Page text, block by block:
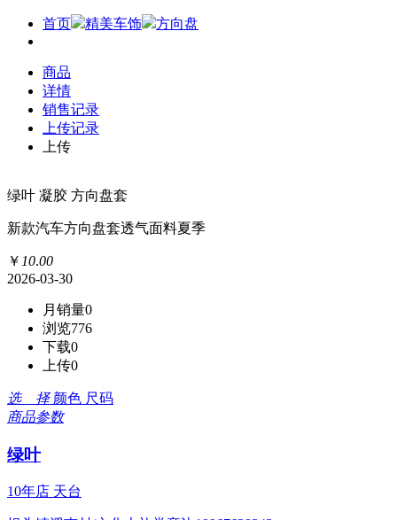
首页 精美车饰 方向盘
商品
详情
销售记录
上传记录
上传
绿叶 凝胶 方向盘套
新款汽车方向盘套透气面料夏季
￥ 10.00
2026-03-30
月销量0
浏览776
下载0
上传0
选 择 颜色 尺码
商品参数
绿叶
10年店 天台